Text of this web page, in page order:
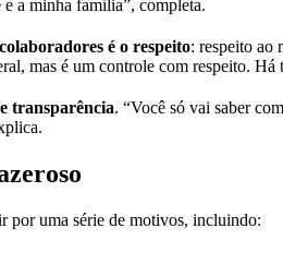
a minha família”, completa.
é o respeito: respeito ao
mas é um controle com respeito. Há
transparência. “Você só vai saber
por uma série de motivos, incluindo: